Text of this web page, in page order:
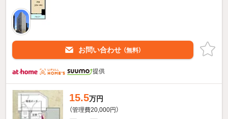
お問い合わせ （無料）
提供
15.5万円
（管理費20,000円）